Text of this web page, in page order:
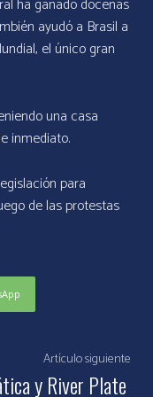
ayudó a Brasil a
el único gran
una casa
inmediato.
para
de las protestas
Artículo siguiente
y River Plate